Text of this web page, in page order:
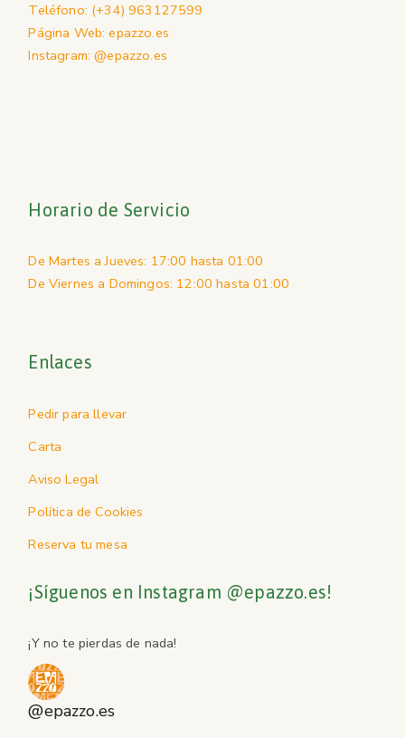
Teléfono: (+34) 963127599
Página Web: epazzo.es
Instagram: @epazzo.es
Horario de Servicio
De Martes a Jueves: 17:00 hasta 01:00
De Viernes a Domingos: 12:00 hasta 01:00
Enlaces
Pedir para llevar
Carta
Aviso Legal
Política de Cookies
Reserva tu mesa
¡Síguenos en Instagram @epazzo.es!
¡Y no te pierdas de nada!
@epazzo.es